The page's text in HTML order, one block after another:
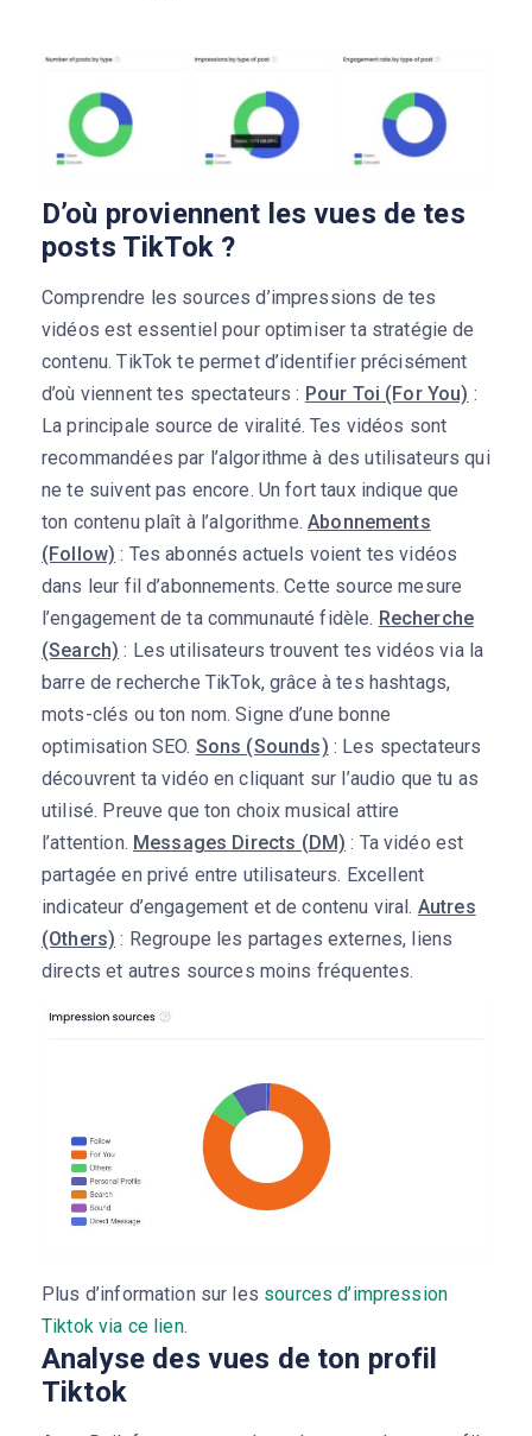
D’où proviennent les vues de tes
posts TikTok ?
Comprendre les sources d’impressions de tes
vidéos est essentiel pour optimiser ta stratégie de
contenu. TikTok te permet d’identifier précisément
d’où viennent tes spectateurs : Pour Toi (For You) :
La principale source de viralité. Tes vidéos sont
recommandées par l’algorithme à des utilisateurs qui
ne te suivent pas encore. Un fort taux indique que
ton contenu plaît à l’algorithme.Abonnements
(Follow) : Tes abonnés actuels voient tes vidéos
dans leur fil d’abonnements. Cette source mesure
l’engagement de ta communauté fidèle. Recherche
(Search) : Les utilisateurs trouvent tes vidéos via la
barre de recherche TikTok, grâce à tes hashtags,
mots-clés ou ton nom. Signe d’une bonne
optimisation SEO. Sons (Sounds) : Les spectateurs
découvrent ta vidéo en cliquant sur l’audio que tu as
utilisé. Preuve que ton choix musical attire
l’attention. Messages Directs (DM) : Ta vidéo est
partagée en privé entre utilisateurs. Excellent
indicateur d’engagement et de contenu viral. Autres
(Others) : Regroupe les partages externes, liens
directs et autres sources moins fréquentes.
Plus d’information sur les sources d’impression
Tiktok via ce lien.
Analyse des vues de ton profil
Tiktok